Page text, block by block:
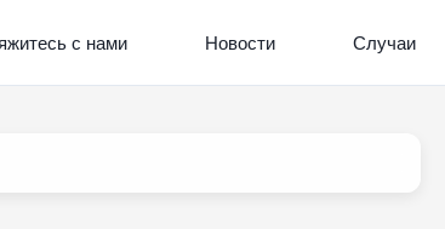
с нами Новости Случаи